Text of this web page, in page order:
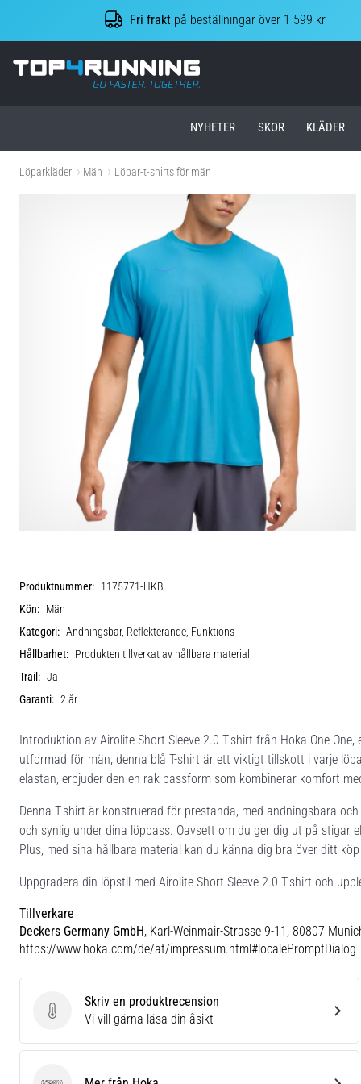
Fri frakt på beställningar över 1 599 kr
Top4Running.se
NYHETER SKOR KLÄDER
Löparkläder Män Löpar-t-shirts för män
Produktnummer: 1175771-HKB
Kön: Män
Kategori: Andningsbar, Reflekterande, Funktions
Hållbarhet: Produkten tillverkat av hållbara material
Trail: Ja
Garanti: 2 år
Introduktion av Airolite Short Sleeve 2.0 T-shirt från Hoka One
utformad för män, denna blå T-shirt är ett viktigt tillskott i varje
elastan, erbjuder den en rak passform som kombinerar komfort
Denna T-shirt är konstruerad för prestanda, med andningsbara
och synlig under dina löppass. Oavsett om du ger dig ut på stigar
Plus, med sina hållbara material kan du känna dig bra över ditt
Uppgradera din löpstil med Airolite Short Sleeve 2.0 T-shirt och
Tillverkare
Deckers Germany GmbH, Karl-Weinmair-Strasse 9-11, 80807
https://www.hoka.com/de/at/impressum.html#localePromptDialog
Skriv en produktrecension
Skriv en produktrecension
Vi vill gärna läsa din åsikt